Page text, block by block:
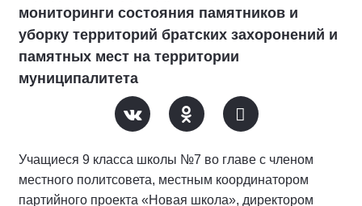
мониторинги состояния памятников и
уборку территорий братских захоронений и
памятных мест на территории
муниципалитета
Учащиеся 9 класса школы №7 во главе с членом
местного политсовета, местным координатором
партийного проекта «Новая школа», директором